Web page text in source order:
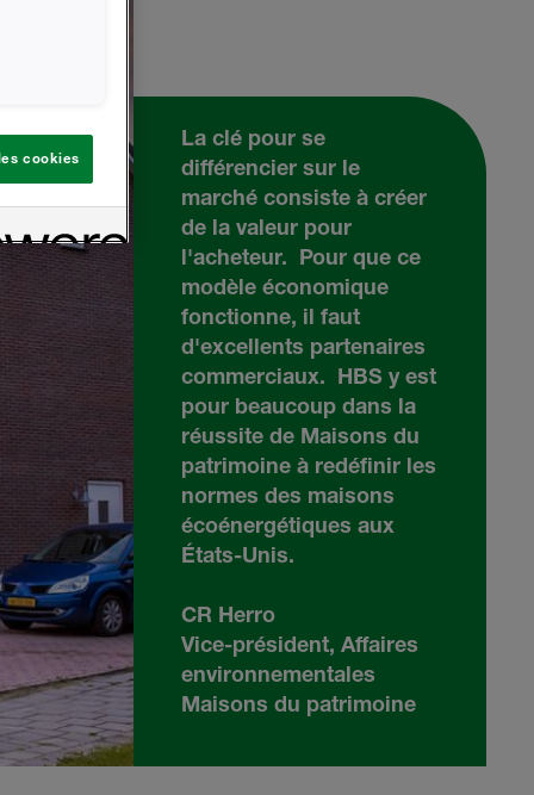
La clé pour se
différencier sur le
marché consiste à créer
de la valeur pour
l'acheteur. Pour que ce
modèle économique
fonctionne, il faut
d'excellents partenaires
commerciaux. HBS y est
pour beaucoup dans la
réussite de Maisons du
patrimoine à redéfinir les
normes des maisons
écoénergétiques aux
États-Unis.
CR Herro
Vice-président, Affaires
environnementales
Maisons du patrimoine
cookies